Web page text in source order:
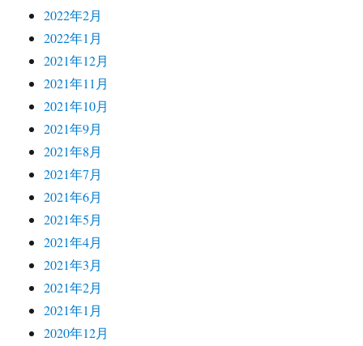
2022年2月
2022年1月
2021年12月
2021年11月
2021年10月
2021年9月
2021年8月
2021年7月
2021年6月
2021年5月
2021年4月
2021年3月
2021年2月
2021年1月
2020年12月